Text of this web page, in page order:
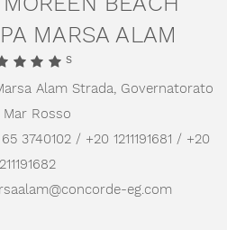
MARSA ALAM
S
Alam Strada, Governatorato
Mar Rosso
3740102 / +20 1211191681 / +20
eg.com